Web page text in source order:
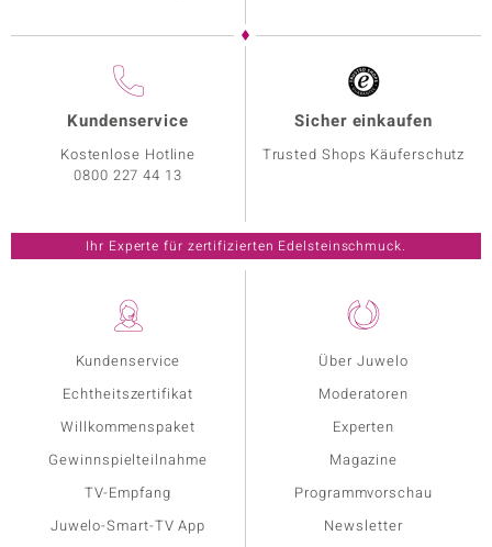
Kundenservice
Echtheitszertifikat
Willkommenspaket
Gewinnspielteilnahme
TV-Empfang
Juwelo-Smart-TV App
Über Juwelo
Moderatoren
Experten
Magazine
Programmvorschau
Newsletter
Kundenservice
Kostenlose Hotline
0800 227 44 13
Sicher einkaufen
Trusted Shops Käuferschutz
Ihr Experte für zertifizierten Edelsteinschmuck.